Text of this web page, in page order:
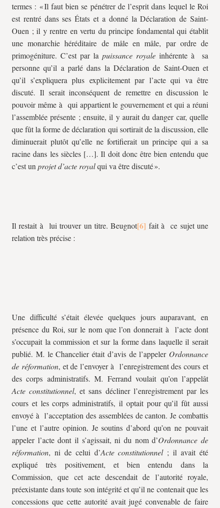
termes : « Il faut bien se pénétrer de l’esprit dans lequel le Roi
est rentré dans ses États et a donné la Déclaration de Saint-
Ouen ; il y rentre en vertu du principe fondamental qui établit
une monarchie héréditaire de mâle en mâle, par ordre de
primogéniture. C’est par la puissance royale inhérente à sa
personne qu’il a parlé dans la Déclaration de Saint-Ouen et
qu’il s’expliquera plus explicitement par l’acte qui va être
discuté. Il serait inconséquent de remettre en discussion le
pouvoir même à qui appartient le gouvernement et qui a réuni
l’assemblée présente ; ensuite, il y aurait du danger car, quelle
que fût la forme de déclaration qui sortirait de la discussion, elle
diminuerait plutôt qu’elle ne fortifierait un principe qui a sa
racine dans les siècles […]. Il doit donc être bien entendu que
c’est un projet d’acte royalqui va être discuté ».
Il restait à lui trouver un titre. Beugnot
fait à ce sujet une
relation très précise :
Une difficulté s’était élevée quelques jours auparavant, en
présence du Roi, sur le nom que l’on donnerait à l’acte dont
s’occupait la commission et sur la forme dans laquelle il serait
publié. M. le Chancelier était d’avis de l’appeler Ordonnance
de réformation, et de l’envoyer à l’enregistrement des cours et
des corps administratifs. M. Ferrand voulait qu’on l’appelât
Acte constitutionnel, et sans décliner l’enregistrement par les
cours et les corps administratifs, il optait pour qu’il fût aussi
envoyé à l’acceptation des assemblées de canton. Je combattis
l’une et l’autre opinion. Je soutins d’abord qu’on ne pouvait
appeler l’acte dont il s’agissait, ni du nom d’Ordonnance de
réformation, ni de celui d’Acte constitutionnel ; il avait été
expliqué très positivement, et bien entendu dans la
Commission, que cet acte descendait de l’autorité royale,
préexistante dans toute son intégrité et qu’il ne contenait que les
concessions que cette autorité avait jugé convenable de faire